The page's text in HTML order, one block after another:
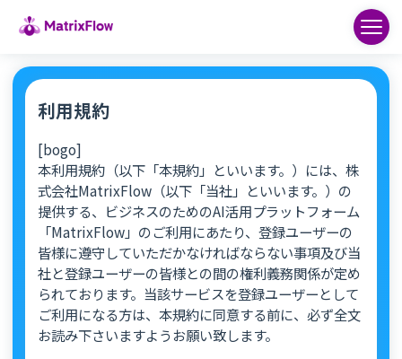
利用規約
[bogo]
本利用規約（以下「本規約」といいます。）には、株
式会社MatrixFlow（以下「当社」といいます。）の
提供する、ビジネスのためのAI活用プラットフォーム
「MatrixFlow」のご利用にあたり、登録ユーザーの
皆様に遵守していただかなければならない事項及び当
社と登録ユーザーの皆様との間の権利義務関係が定め
られております。当該サービスを登録ユーザーとして
ご利用になる方は、本規約に同意する前に、必ず全文
お読み下さいますようお願い致します。